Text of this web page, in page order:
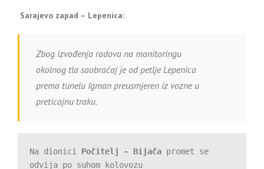
Sarajevo zapad – Lepenica:
Zbog izvođenja radova na monitoringu
okolnog tla saobraćaj je od petlje Lepenica
prema tunelu Igman preusmjeren iz vozne u
preticajnu traku.
Na dionici Počitelj - Bijača promet se
odvija po suhom kolovozu